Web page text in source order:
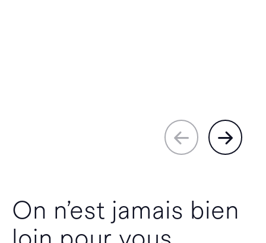
On n’est jamais bien